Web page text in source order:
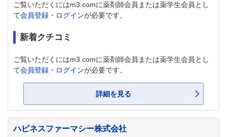
ご覧いただくにはm3.comに薬剤師会員または薬学生会員とし
て会員登録・ログインが必要です。
新着クチコミ
ご覧いただくにはm3.comに薬剤師会員または薬学生会員とし
て会員登録・ログインが必要です。
詳細を見る
ハピネスファーマシー株式会社